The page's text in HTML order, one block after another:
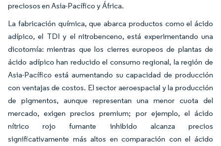
preciosos en Asia-Pacífico y África.
La fabricación química, que abarca productos como el ácido
adípico, el TDI y el nitrobenceno, está experimentando una
dicotomía: mientras que los cierres europeos de plantas de
ácido adípico han reducido el consumo regional, la región de
Asia-Pacífico está aumentando su capacidad de producción
con ventajas de costos. El sector aeroespacial y la producción
de pigmentos, aunque representan una menor cuota del
mercado, exigen precios premium; por ejemplo, el ácido
nítrico rojo fumante inhibido alcanza precios
significativamente más altos en comparación con el ácido